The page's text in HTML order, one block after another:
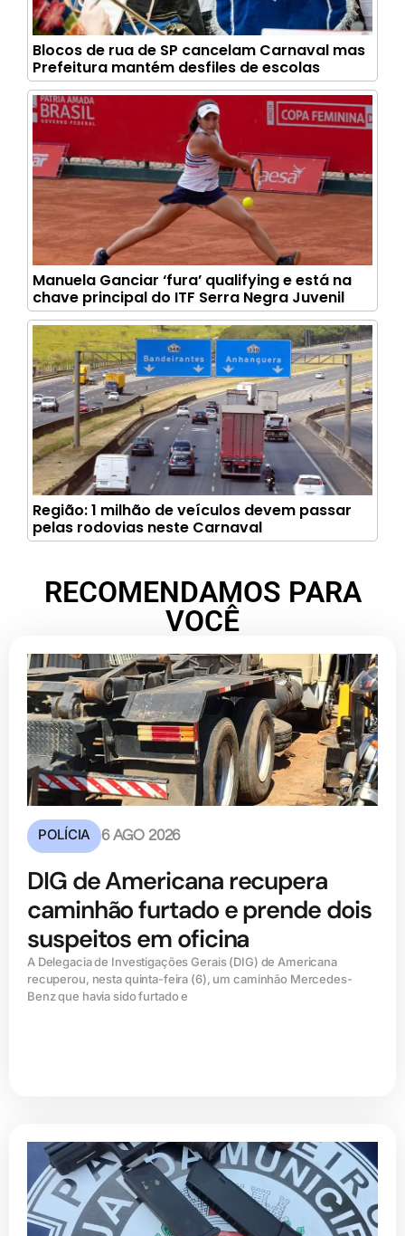
Blocos de rua de SP cancelam Carnaval mas
Prefeitura mantém desfiles de escolas
Manuela Ganciar ‘fura’ qualifying e está na
chave principal do ITF Serra Negra Juvenil
Região: 1 milhão de veículos devem passar
pelas rodovias neste Carnaval
RECOMENDAMOS PARA
VOCÊ
POLÍCIA 6 AGO 2026
DIG de Americana recupera
caminhão furtado e prende dois
suspeitos em oficina
A Delegacia de Investigações Gerais (DIG) de Americana
recuperou, nesta quinta-feira (6), um caminhão Mercedes-
Benz que havia sido furtado e